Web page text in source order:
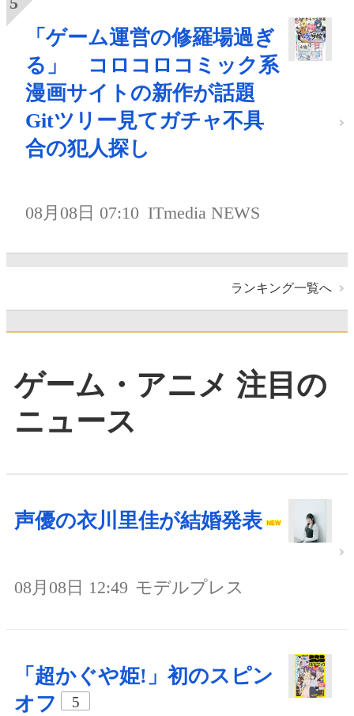
「ゲーム運営の修羅場過ぎ
る」 コロコロコミック系
漫画サイトの新作が話題
Gitツリー見てガチャ不具
合の犯人探し
08月08日 07:10 ITmedia NEWS
ランキング一覧へ
ゲーム・アニメ 注目の
ニュース
声優の衣川里佳が結婚発表
08月08日 12:49 モデルプレス
「超かぐや姫!」初のスピン
オフ
5